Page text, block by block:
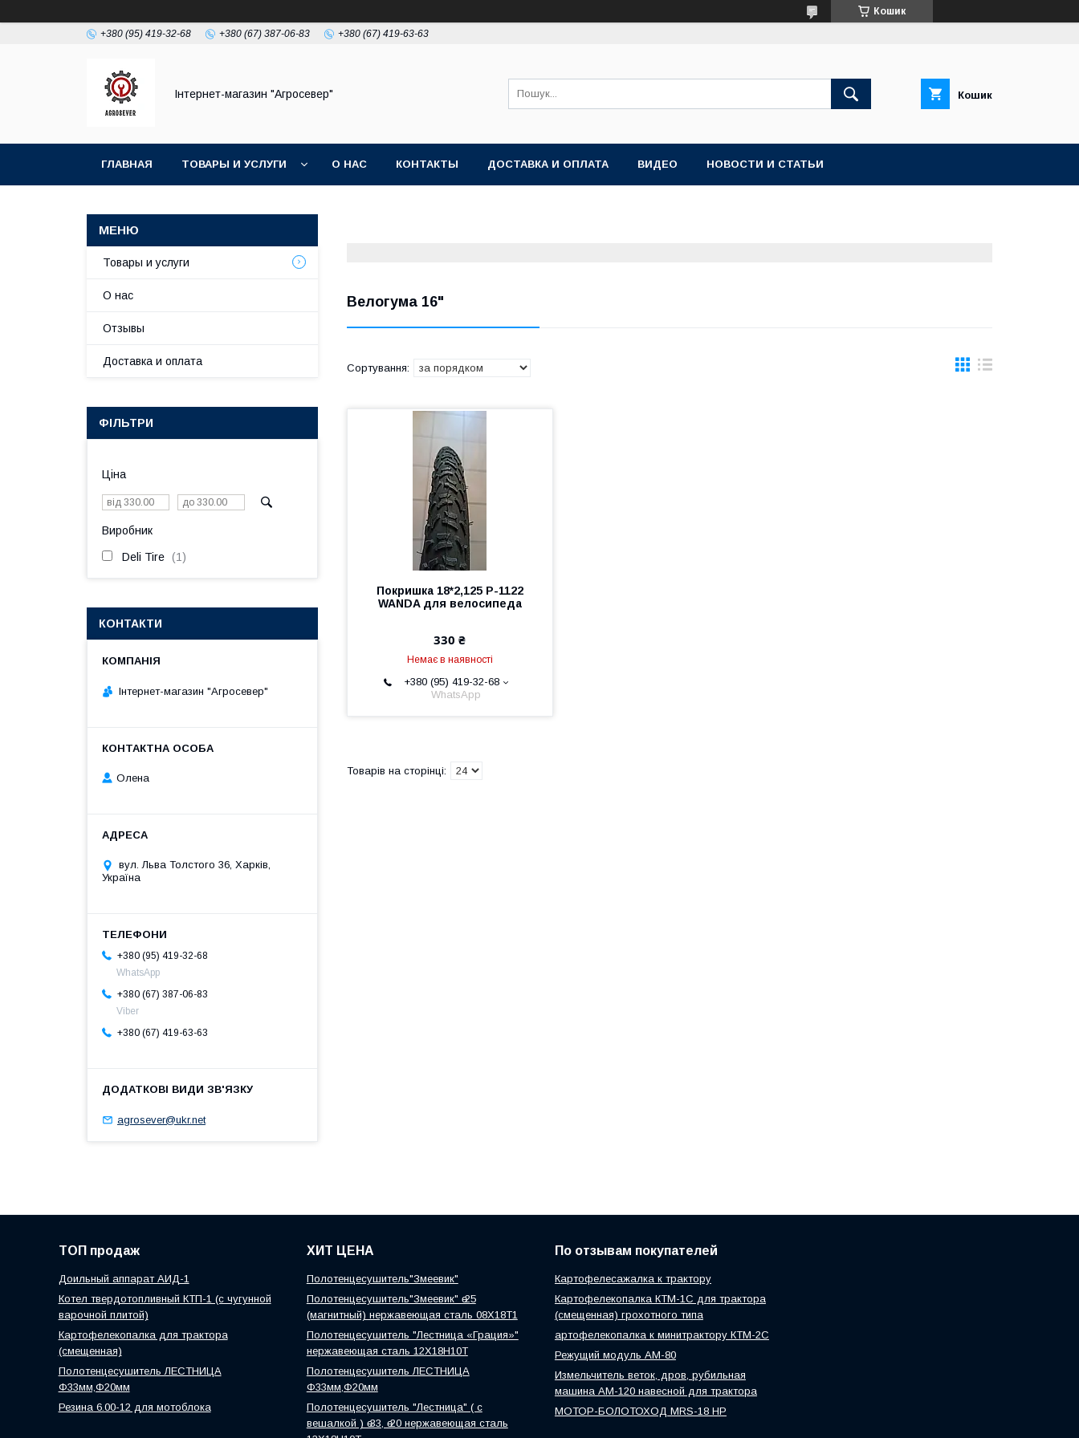
Кошик
+380 (95) 419-32-68 +380 (67) 387-06-83 +380 (67) 419-63-63
Інтернет-магазин "Агросевер" Кошик
ГЛАВНАЯ ТОВАРЫ И УСЛУГИ О НАС КОНТАКТЫ ДОСТАВКА И ОПЛАТА ВИДЕО НОВОСТИ И СТАТЬИ
Велогума 16"
Покришка 18*2,125 P-1122
WANDA для велосипеда
330 ₴
Немає в наявності
+380 (95) 419-32-68
WhatsApp
Товары и услуги
О нас
Отзывы
Доставка и оплата
ФІЛЬТРИ
Ціна
Виробник
Deli Tire 1
КОНТАКТИ
Інтернет-магазин "Агросевер"
Олена
вул. Льва Толстого 36, Харків,
Україна
+380 (95) 419-32-68
WhatsApp
+380 (67) 387-06-83
Viber
+380 (67) 419-63-63
agrosever@ukr.net
ТОП продаж
Доильный аппарат АИД-1
Котел твердотопливный КТП-1 (с чугунной
варочной плитой)
Картофелекопалка для трактора
(смещенная)
Полотенцесушитель ЛЕСТНИЦА
Ф33мм,Ф20мм
Резина 6.00-12 для мотоблока
ХИТ ЦЕНА
Полотенцесушитель"Змеевик"
Полотенцесушитель"Змеевик" ө 25
(магнитный) нержавеющая сталь 08Х18Т1
Полотенцесушитель "Лестница «Грация»"
нержавеющая сталь 12Х18Н10Т
Полотенцесушитель ЛЕСТНИЦА
Ф33мм,Ф20мм
Полотенцесушитель "Лестница" ( с
вешалкой ) ө 33, ө 20 нержавеющая сталь
По отзывам покупателей
Картофелесажалка к трактору
Картофелекопалка КТМ-1С для трактора
(смещенная) грохотного типа
артофелекопалка к минитрактору КТМ-2С
Режущий модуль АМ-80
Измельчитель веток, дров, рубильная
машина АМ-120 навесной для трактора
МОТОР-БОЛОТОХОД MRS-18 HP